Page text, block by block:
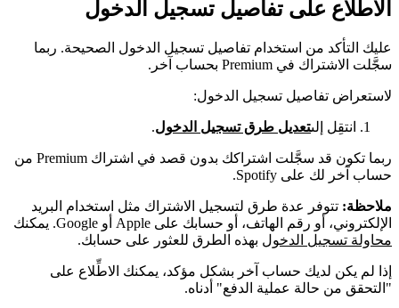
الاطلاع على تفاصيل تسجيل الدخول
عليك التأكد من استخدام تفاصيل تسجيل الدخول الصحيحة. ربما
سجَّلت الاشتراك في Premium بحساب آخر.
لاستعراض تفاصيل تسجيل الدخول:
انتقِل إلىتعديل طرق تسجيل الدخول.
ربما تكون قد سجَّلت اشتراكك بدون قصد في اشتراك Premium من
حساب آخر لك على Spotify.
ملاحظة: تتوفر عدة طرق لتسجيل الاشتراك مثل استخدام البريد
الإلكتروني، أو رقم الهاتف، أو حسابك على Apple أو Google. يمكنك
محاولة تسجيل الدخول بهذه الطرق للعثور على حسابك.
إذا لم يكن لديك حساب آخر بشكل مؤكد، يمكنك الاطِّلاع على
"التحقق من حالة عملية الدفع" أدناه.